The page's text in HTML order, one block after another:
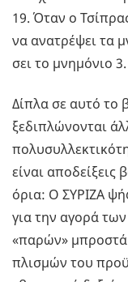
19. Όταν ο
να ανα­τρέ­ψει τα
σει το μνη­μό­νιο 3.
Δίπλα σε αυτό το
ξε­δι­πλώ­νο­νται
είναι απο­δεί­ξεις
όρια: Ο ΣΥ­ΡΙ­ΖΑ
για την αγορά
«παρών»
πλι­σμών του